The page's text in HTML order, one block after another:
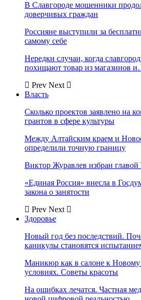
В Славгороде мошенники
доверчивых граждан
Россияне выступили за
самому себе
Нередки случаи, когда
похищают товар из магазинов
Prev Next
Власть
Сколько проектов заявлено на
грантов в сфере культуры
Между Алтайским краем и
определили точную границу
Виктор Журавлев избран главой
«Единая Россия» внесла в
закона о занятости
Prev Next
Здоровье
Новый год без последствий.
каникулы становятся
Маникюр как в салоне к
условиях. Советы красоты
На ошибках лечатся. Частная